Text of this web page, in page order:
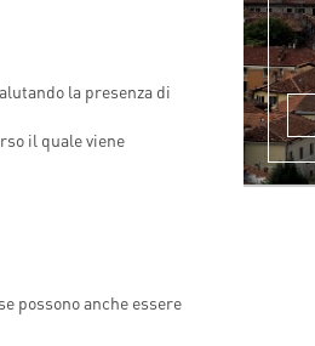
la presenza di
il quale viene
possono anche essere